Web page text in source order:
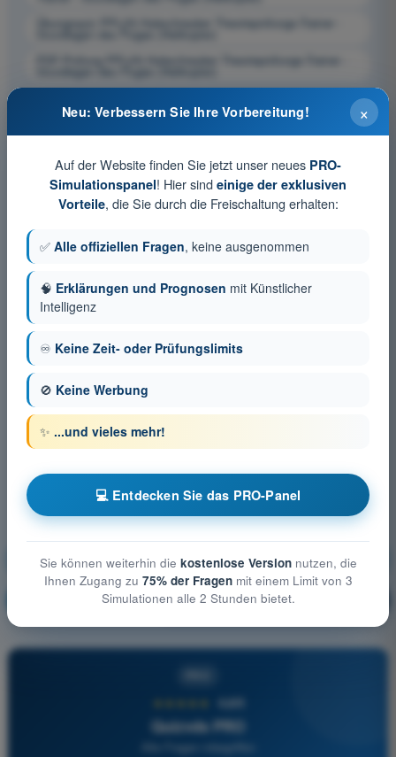
Übungsquiz PPL(H) Hubschrauber Theorieprüfungs-Trainer -
PDF-Prüfung PPL(H) Hubschrauber Theorieprüfungs-Trainer -
Grundlagen des Fluges (Helikopter)
Ausbildung! 🔒 PRO Erläuterung der Frage
4,6/5
Quizvds PRO
Alle Fragen inbegriffen
×
Neu: Verbessern Sie Ihre Vorbereitung!
Auf der Website finden Sie jetzt unser neues PRO-
Simulationspanel! Hier sind einige der exklusiven
Vorteile, die Sie durch die Freischaltung erhalten:
✅ Alle offiziellen Fragen, keine ausgenommen
🧠 Erklärungen und Prognosen mit Künstlicher
Intelligenz
♾️ Keine Zeit- oder Prüfungslimits
🚫 Keine Werbung
✨ ...und vieles mehr!
💻 Entdecken Sie das PRO-Panel
Sie können weiterhin die kostenlose Versionnutzen, die
Ihnen Zugang zu 75% der Fragenmit einem Limit von 3
Simulationen alle 2 Stunden bietet.